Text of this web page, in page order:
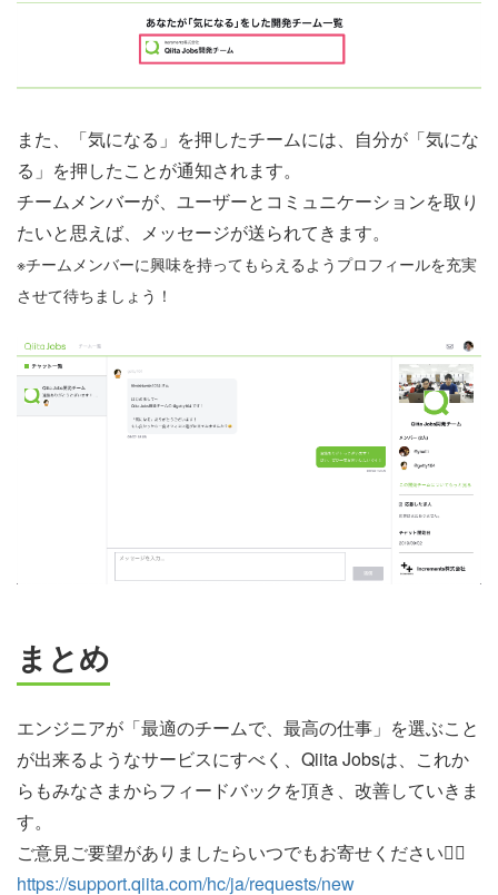
また、「気になる」を押したチームには、自分が「気にな
る」を押したことが通知されます。
チームメンバーが、ユーザーとコミュニケーションを取り
たいと思えば、メッセージが送られてきます。
※チームメンバーに興味を持ってもらえるようプロフィールを充実
させて待ちましょう！
まとめ
エンジニアが「最適のチームで、最高の仕事」を選ぶこと
が出来るようなサービスにすべく、Qiita Jobsは、これか
らもみなさまからフィードバックを頂き、改善していきま
す。
ご意見ご要望がありましたらいつでもお寄せください💁‍♀️
https://support.qiita.com/hc/ja/requests/new